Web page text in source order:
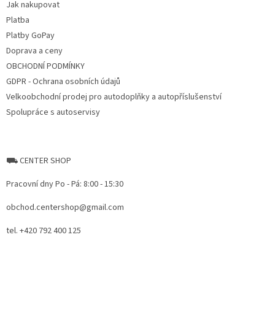
Jak nakupovat
Platba
Platby GoPay
Doprava a ceny
OBCHODNÍ PODMÍNKY
GDPR - Ochrana osobních údajů
Velkoobchodní prodej pro autodoplňky a autopříslušenství
Spolupráce s autoservisy
⛟ CENTER SHOP
Pracovní dny Po - Pá: 8:00 - 15:30
obchod.centershop@gmail.com
tel. +420 792 400 125